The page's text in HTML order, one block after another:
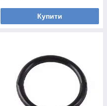
Купити